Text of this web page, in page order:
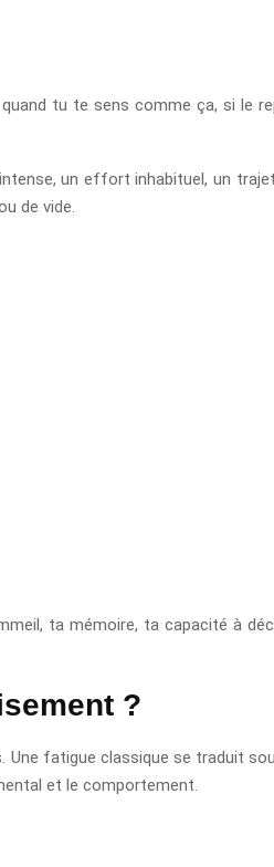
tu te sens comme ça, si le
un effort inhabituel, un
de vide.
ta mémoire, ta capacité à
?
fatigue classique se traduit
et le comportement.